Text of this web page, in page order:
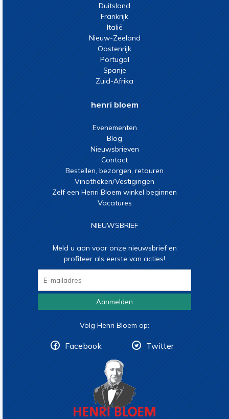
Duitsland
Frankrijk
Italië
Nieuw-Zeeland
Oostenrijk
Portugal
Spanje
Zuid-Afrika
henri bloem
Evenementen
Blog
Nieuwsbrieven
Contact
Bestellen, bezorgen, retouren
Vinotheken/Vestigingen
Zelf een Henri Bloem winkel beginnen
Vacatures
NIEUWSBRIEF
Meld u aan voor onze nieuwsbrief en
profiteer als eerste van acties!
Aanmelden
Volg Henri Bloem op:
Facebook Twitter